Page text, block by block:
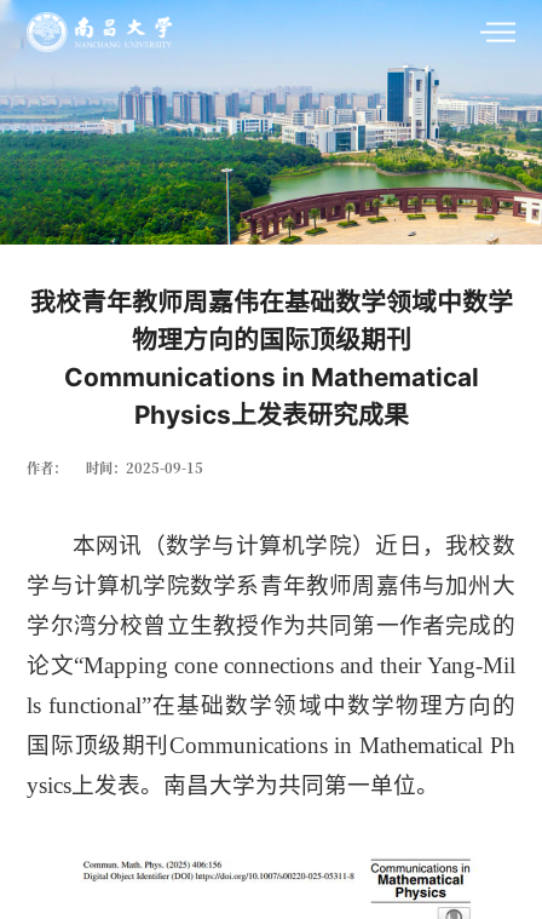
我校青年教师周嘉伟在基础数学领域中数学
物理方向的国际顶级期刊
Communications in Mathematical
Physics上发表研究成果
作者： 时间：2025-09-15
本网讯 （数学与计算机学院） 近日，我校数
学与计算机学院数学系青年教师周嘉伟与加州大
学尔湾分校曾立生教授作为共同第一作者完成的
论文“Mapping cone connections and their Yang-Mil
ls functional”在基础数学领域中数学物理方向的
国际顶级期刊Communications in Mathematical Ph
ysics上发表。南昌大学为共同第一单位。